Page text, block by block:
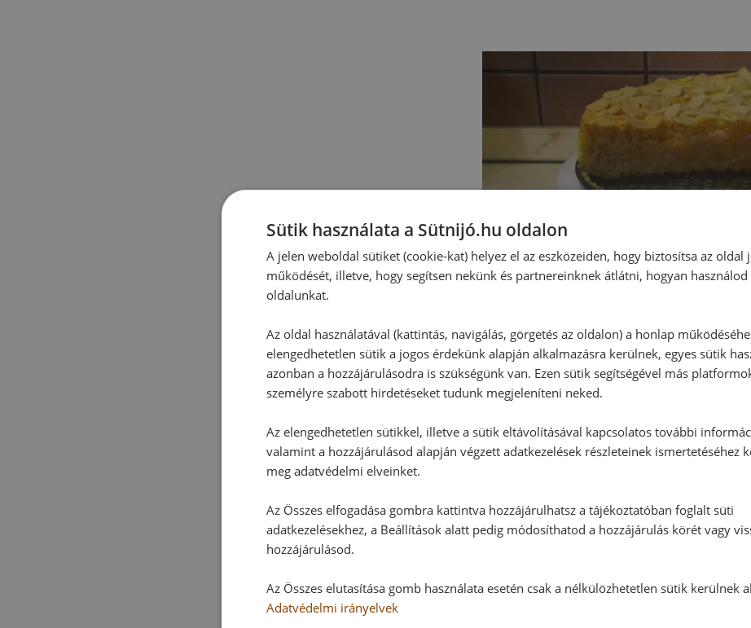
Sütik használata a Sütnijó.hu oldalon
A jelen weboldal sütiket (cookie-kat) helyez el az eszközeiden, hogy biztosítsa az oldal
működését, illetve, hogy segítsen nekünk és partnereinknek átlátni, hogyan használod
oldalunkat.
Az oldal használatával (kattintás, navigálás, görgetés az oldalon) a honlap
elengedhetetlen sütik a jogos érdekünk alapján alkalmazásra kerülnek, egyes sütik
azonban a hozzájárulásodra is szükségünk van. Ezen sütik segítségével más
személyre szabott hirdetéseket tudunk megjeleníteni neked.
Az elengedhetetlen sütikkel, illetve a sütik eltávolításával kapcsolatos további
valamint a hozzájárulásod alapján végzett adatkezelések részleteinek ismertetéséhez
meg adatvédelmi elveinket.
Az Összes elfogadása gombra kattintva hozzájárulhatsz a tájékoztatóban foglalt süti
adatkezelésekhez, a Beállítások alatt pedig módosíthatod a hozzájárulás körét vagy
hozzájárulásod.
Az Összes elutasítása gomb használata esetén csak a nélkülözhetetlen sütik kerülnek
Adatvédelmi irányelvek